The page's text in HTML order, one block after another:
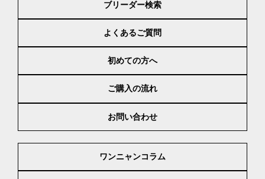
ブリーダー検索
よくあるご質問
初めての方へ
ご購入の流れ
お問い合わせ
ワンニャンコラム